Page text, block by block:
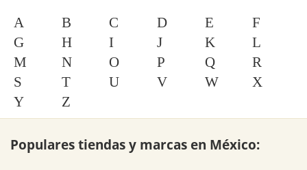
A B C D E
F
G
H I J K
L
M
N O P Q
R
S
T U V W
X
Y
Z
Populares tiendas y marcas en México: